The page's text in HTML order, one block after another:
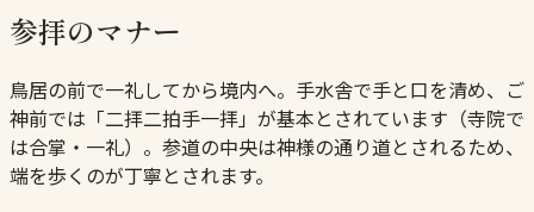
参拝のマナー
鳥居の前で一礼してから境内へ。手水舎で手と口を清め、ご
神前では「二拝二拍手一拝」が基本とされています（寺院で
は合掌・一礼）。参道の中央は神様の通り道とされるため、
端を歩くのが丁寧とされます。